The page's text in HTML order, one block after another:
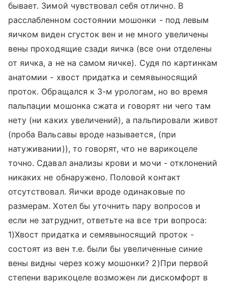
бывает. Зимой чувствовал себя отлично. В
расслабленном состоянии мошонки - под левым
яичком виден сгусток вен и не много увеличены
вены проходящие сзади яичка (все они отделены
от яичка, а не на самом яичке). Судя по картинкам
анатомии - хвост придатка и семявыносящий
проток. Обращался к 3-м урологам, но во время
пальпации мошонка сжата и говорят ни чего там
нету (ни каких увеличений), а пальпировали живот
(проба Вальсавы вроде называется, (при
натуживании)), то говорят, что не варикоцеле
точно. Сдавал анализы крови и мочи - отклонений
никаких не обнаружено. Половой контакт
отсутствовал. Яички вроде одинаковые по
размерам. Хотел бы уточнить пару вопросов и
если не затруднит, ответьте на все три вопроса:
1)Хвост придатка и семявыносящий проток -
состоят из вен т.е. были бы увеличенные синие
вены видны через кожу мошонки? 2)При первой
степени варикоцеле возможен ли дискомфорт в